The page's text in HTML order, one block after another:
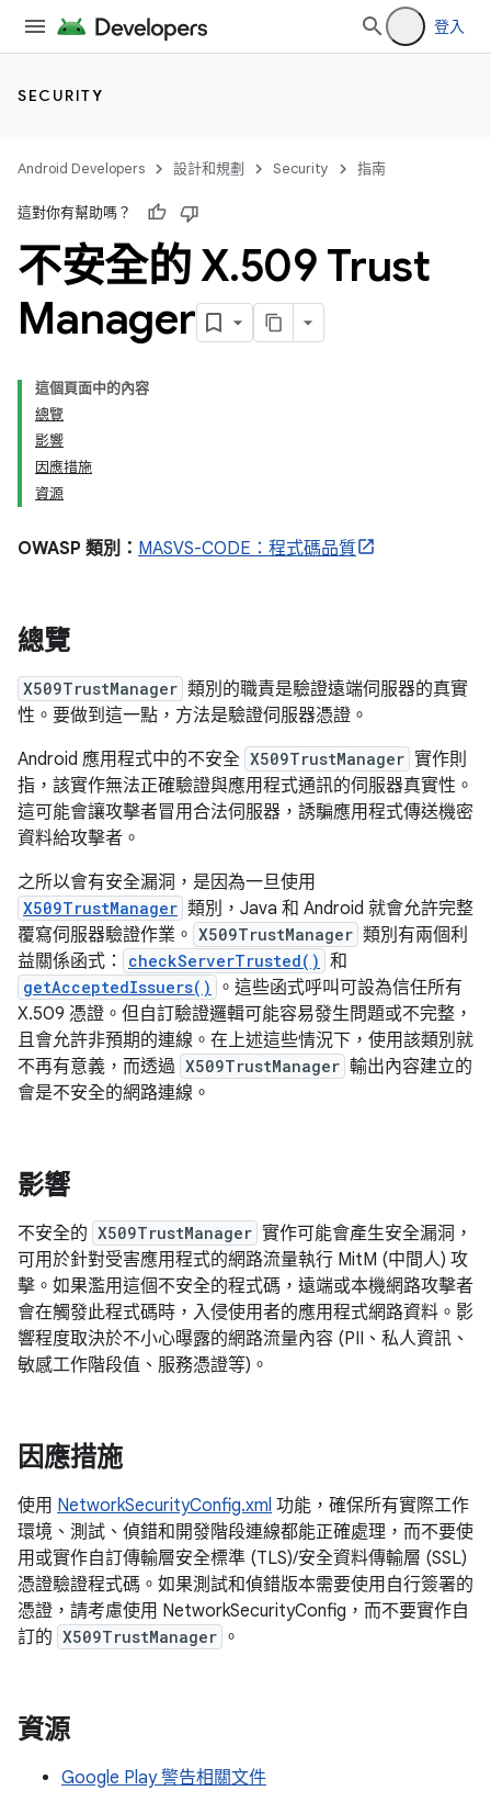
登入
SECURITY
Android Developers 設計和規劃 Security 指南
這對你有幫助嗎？
不安全的 X.509 Trust
Manager
這個頁面中的內容
總覽
影響
因應措施
資源
OWASP 類別： MASVS-CODE：程式碼品質
總覽
X509TrustManager 類別的職責是驗證遠端伺服器的真實
性。要做到這一點，方法是驗證伺服器憑證。
Android 應用程式中的不安全 X509TrustManager 實作則
指，該實作無法正確驗證與應用程式通訊的伺服器真實性。
這可能會讓攻擊者冒用合法伺服器，誘騙應用程式傳送機密
資料給攻擊者。
之所以會有安全漏洞，是因為一旦使用
X509TrustManager 類別，Java 和 Android 就會允許完整
覆寫伺服器驗證作業。 X509TrustManager 類別有兩個利
益關係函式：
checkServerTrusted() 和
getAcceptedIssuers()
。這些函式呼叫可設為信任所有
X.509 憑證。但自訂驗證邏輯可能容易發生問題或不完整，
且會允許非預期的連線。在上述這些情況下，使用該類別就
不再有意義，而透過 X509TrustManager 輸出內容建立的
會是不安全的網路連線。
影響
不安全的 X509TrustManager 實作可能會產生安全漏洞，
可用於針對受害應用程式的網路流量執行 MitM (中間人) 攻
擊。如果濫用這個不安全的程式碼，遠端或本機網路攻擊者
會在觸發此程式碼時，入侵使用者的應用程式網路資料。影
響程度取決於不小心曝露的網路流量內容 (PII、私人資訊、
敏感工作階段值、服務憑證等)。
因應措施
使用 NetworkSecurityConfig.xml 功能，確保所有實際工作
環境、測試、偵錯和開發階段連線都能正確處理，而不要使
用或實作自訂傳輸層安全標準 (TLS)/安全資料傳輸層 (SSL)
憑證驗證程式碼。如果測試和偵錯版本需要使用自行簽署的
憑證，請考慮使用 NetworkSecurityConfig，而不要實作自
訂的 X509TrustManager 。
資源
Google Play 警告相關文件